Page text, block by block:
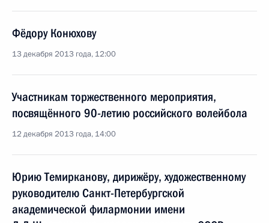
Фёдору Конюхову
13 декабря 2013 года, 12:00
Участникам торжественного мероприятия,
посвящённого 90-летию российского волейбола
12 декабря 2013 года, 14:00
Юрию Темирканову, дирижёру, художественному
руководителю Санкт-Петербургской
академической филармонии имени